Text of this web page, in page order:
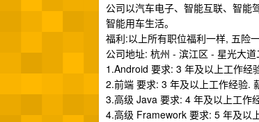
公司以汽车电子、智能互联、智能
智能用车生活。
福利:以上所有职位福利一样, 五险
公司地址: 杭州 - 滨江区 - 星光大
1.Android 要求: 3 年及以上工作经
2.前端 要求: 3 年及以上工作经验.
3.高级 Java 要求: 4 年及以上工作
4.高级 Framework 要求: 5 年及以